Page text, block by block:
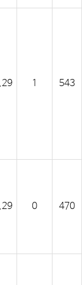
1 543
0 470